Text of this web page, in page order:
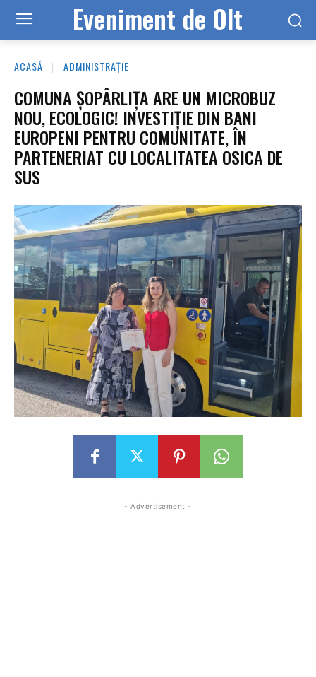
Eveniment de Olt
ACASĂ ADMINISTRAȚIE
COMUNA ȘOPÂRLIȚA ARE UN MICROBUZ
NOU, ECOLOGIC! INVESTIȚIE DIN BANI
EUROPENI PENTRU COMUNITATE, ÎN
PARTENERIAT CU LOCALITATEA OSICA DE
SUS
- Advertisement -